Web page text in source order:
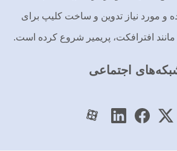
و مورد نیاز تدوین و ساخت کلیپ برای
افترافکت، پریمیر شروع کرده است.
اجتماعی